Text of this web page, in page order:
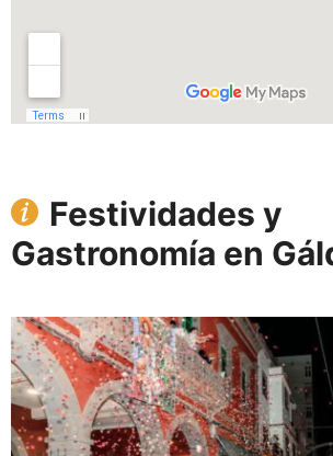
Festividades y
Gastronomía en